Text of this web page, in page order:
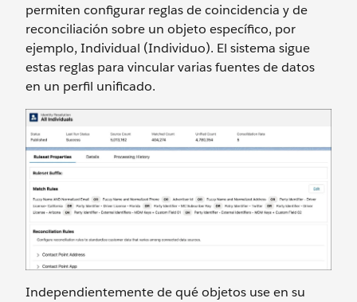
permiten configurar reglas de coincidencia y de
reconciliación sobre un objeto específico, por
ejemplo, Individual (Individuo). El sistema sigue
estas reglas para vincular varias fuentes de datos
en un perfil unificado.
Independientemente de qué objetos use en su